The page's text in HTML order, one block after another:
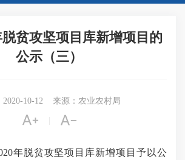
脱贫攻坚项目库新增项目的
公示（三）
2020-10-12 来源：农业农村局
 
年脱贫攻坚项目库新增项目予以公